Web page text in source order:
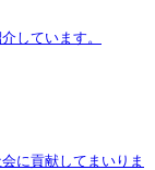
しています。
に貢献してまいりま